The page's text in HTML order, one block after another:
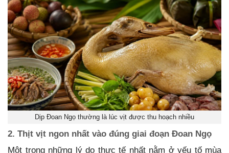
Dịp Đoan Ngọ thường là lúc vịt được thu hoạch nhiều
2. Thịt vịt ngon nhất vào đúng giai đoạn Đoan Ngọ
Một trong những lý do thực tế nhất nằm ở yếu tố mùa